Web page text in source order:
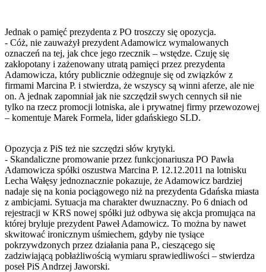
Jednak o pamięć prezydenta z PO troszczy się opozycja.
- Cóż, nie zauważył prezydent Adamowicz wymalowanych
oznaczeń na tej, jak chce jego rzecznik – wstędze. Czuję się
zakłopotany i zażenowany utratą pamięci przez prezydenta
Adamowicza, który publicznie odżegnuje się od związków z
firmami Marcina P. i stwierdza, że wszyscy są winni aferze, ale nie
on. A jednak zapomniał jak nie szczędził swych cennych sił nie
tylko na rzecz promocji lotniska, ale i prywatnej firmy przewozowej
– komentuje Marek Formela, lider gdańskiego SLD.
Opozycja z PiS też nie szczędzi słów krytyki.
- Skandaliczne promowanie przez funkcjonariusza PO Pawła
Adamowicza spółki oszustwa Marcina P. 12.12.2011 na lotnisku
Lecha Wałęsy jednoznacznie pokazuje, że Adamowicz bardziej
nadaje się na konia pociągowego niż na prezydenta Gdańska miasta
z ambicjami. Sytuacja ma charakter dwuznaczny. Po 6 dniach od
rejestracji w KRS nowej spółki już odbywa się akcja promująca na
której bryluje prezydent Paweł Adamowicz. To można by nawet
skwitować ironicznym uśmiechem, gdyby nie tysiące
pokrzywdzonych przez działania pana P., cieszącego się
zadziwiającą pobłażliwością wymiaru sprawiedliwości – stwierdza
poseł PiS Andrzej Jaworski.